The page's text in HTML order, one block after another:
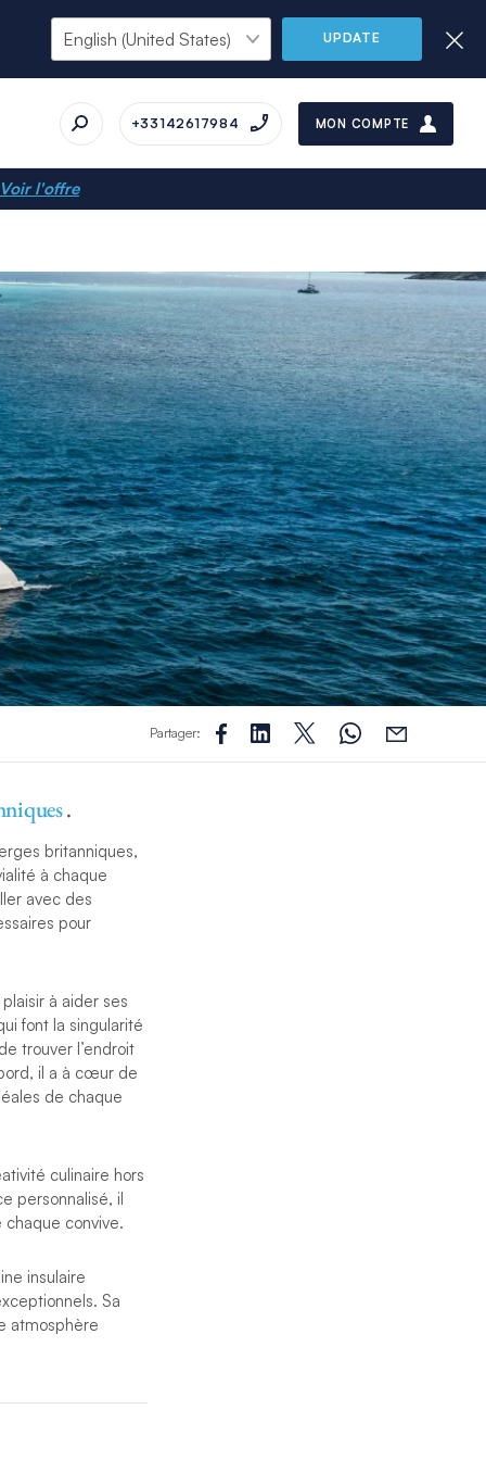
UPDATE
+33142617984 MON COMPTE
Voir l'offre
Partager:
.
britanniques,
à chaque
avec des
pour
à aider ses
font la singularité
trouver l’endroit
il a à cœur de
de chaque
culinaire hors
personnalisé, il
convive.
insulaire
Sa
atmosphère
équipage